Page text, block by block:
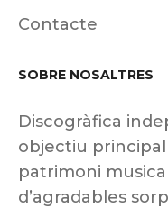
Contacte
SOBRE NOSALTRES
Discogràfica
objectiu
patrimoni
d’agradables